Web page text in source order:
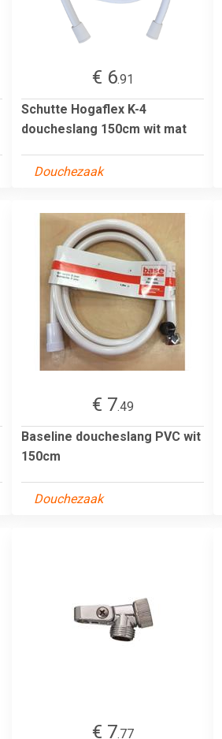
€ 6.91
Schutte Hogaflex K-4
doucheslang 150cm wit mat
Douchezaak
€ 7.49
Baseline doucheslang PVC wit
150cm
Douchezaak
€ 7.77